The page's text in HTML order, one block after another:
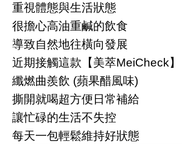
重視體態與生活狀態
很擔心高油重鹹的飲食
導致自然地往橫向發展
近期接觸這款【美萃MeiCheck】
纖燃曲羨飲 (蘋果醋風味)
撕開就喝超方便日常補給
讓忙碌的生活不失控
每天一包輕鬆維持好狀態